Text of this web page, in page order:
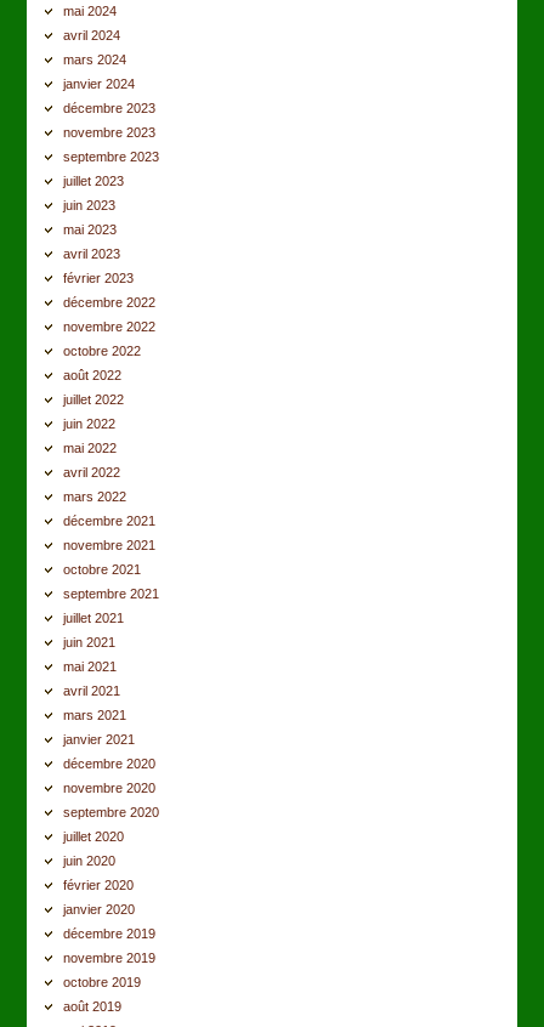
mai 2024
avril 2024
mars 2024
janvier 2024
décembre 2023
novembre 2023
septembre 2023
juillet 2023
juin 2023
mai 2023
avril 2023
février 2023
décembre 2022
novembre 2022
octobre 2022
août 2022
juillet 2022
juin 2022
mai 2022
avril 2022
mars 2022
décembre 2021
novembre 2021
octobre 2021
septembre 2021
juillet 2021
juin 2021
mai 2021
avril 2021
mars 2021
janvier 2021
décembre 2020
novembre 2020
septembre 2020
juillet 2020
juin 2020
février 2020
janvier 2020
décembre 2019
novembre 2019
octobre 2019
août 2019